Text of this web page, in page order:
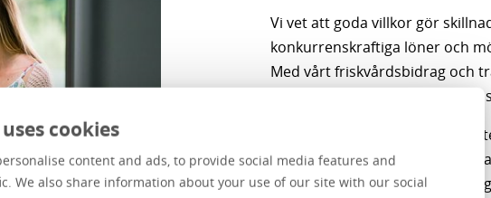
cookies
content and ads, to provide social media features and
We also share information about your use of our site with our social
Vi vet att goda villkor gör
konkurrenskraftiga löner och
Med vårt friskvårdsbidrag och
du ta hand om både kropp och
Vi älskar att belöna våra
tipsbonus kan du dela med dig
hjälpa Centric-familjen att växa